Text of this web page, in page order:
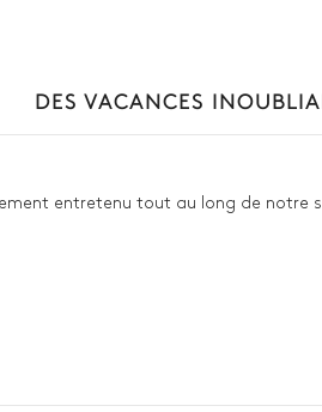
DES VACANCES
entretenu tout au long de